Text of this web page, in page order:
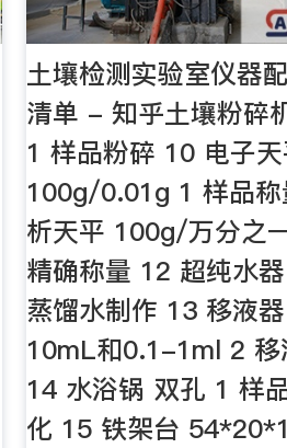
土壤检测实验室仪器
清单 - 知乎土壤粉碎
1 样品粉碎 10 电子
100g/0.01g 1 样品
析天平 100g/万分之
精确称量 12 超纯水
蒸馏水制作 13 移液
10mL和0.1-1ml 2 移
14 水浴锅 双孔 1 样
化 15 铁架台